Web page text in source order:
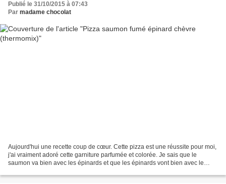
Publié le 31/10/2015 à 07:43
Par madame chocolat
Aujourd'hui une recette coup de cœur. Cette pizza est une réussite pour moi,
j'ai vraiment adoré cette garniture parfumée et colorée. Je sais que le
saumon va bien avec les épinards et que les épinards vont bien avec le